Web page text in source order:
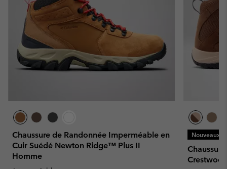
Chaussure de Randonnée Imperméable en
Cuir Suédé Newton Ridge™ Plus II
Homme
Nouveaux